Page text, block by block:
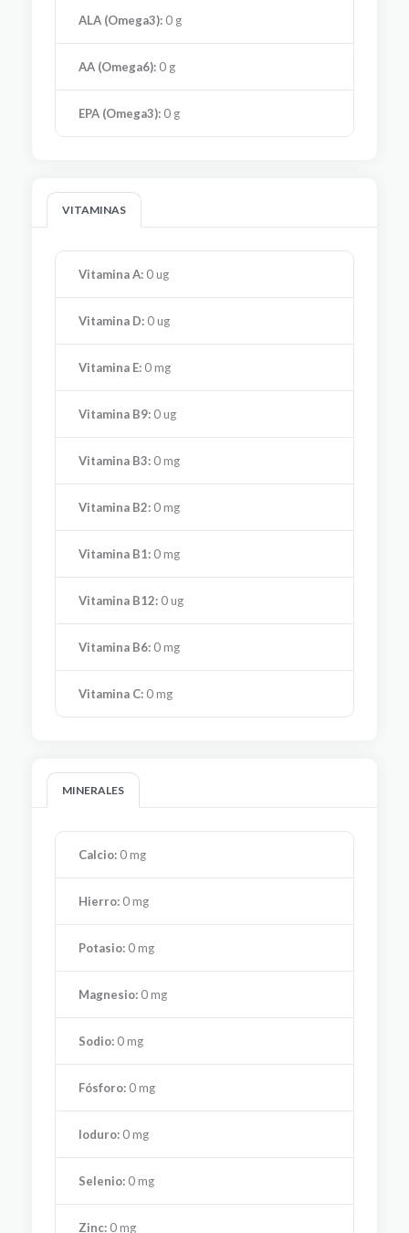
ALA (Omega3): 0 g
AA (Omega6): 0 g
EPA (Omega3): 0 g
VITAMINAS
Vitamina A: 0 ug
Vitamina D: 0 ug
Vitamina E: 0 mg
Vitamina B9: 0 ug
Vitamina B3: 0 mg
Vitamina B2: 0 mg
Vitamina B1: 0 mg
Vitamina B12: 0 ug
Vitamina B6: 0 mg
Vitamina C: 0 mg
MINERALES
Calcio: 0 mg
Hierro: 0 mg
Potasio: 0 mg
Magnesio: 0 mg
Sodio: 0 mg
Fósforo: 0 mg
Ioduro: 0 mg
Selenio: 0 mg
Zinc: 0 mg